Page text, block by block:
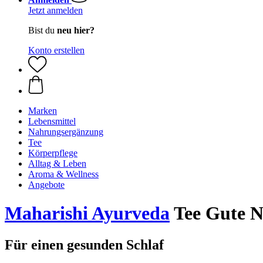
Jetzt anmelden
Bist du neu hier?
Konto erstellen
Marken
Lebensmittel
Nahrungsergänzung
Tee
Körperpflege
Alltag & Leben
Aroma & Wellness
Angebote
Maharishi AyurvedaTee Gute
Für einen gesunden Schlaf